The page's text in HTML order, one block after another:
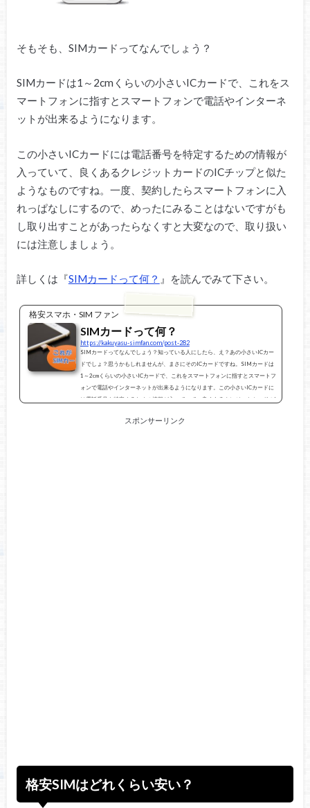
そもそも、SIMカードってなんでしょう？
SIMカードは1～2cmくらいの小さいICカードで、これをス
マートフォンに指すとスマートフォンで電話やインターネ
ットが出来るようになります。
この小さいICカードには電話番号を特定するための情報が
入っていて、良くあるクレジットカードのICチップと似た
ようなものですね。一度、契約したらスマートフォンに入
れっぱなしにするので、めったにみることはないですがも
し取り出すことがあったらなくすと大変なので、取り扱い
には注意しましょう。
詳しくは『SIMカードって何？ 』を読んでみて下さい。
格安スマホ・SIM ファン
SIMカードって何？
https://kakuyasu-simfan.com/post-282
SIMカードってなんでしょう？知っている人にしたら、え？あの小さいICカー
ドでしょ？思うかもしれませんが、まさにそのICカードですね。SIMカードは
1～2cmくらいの小さいICカードで、これをスマートフォンに指すとスマートフ
ォンで電話やインターネットが出来るようになります。この小さいICカードに
は電話番号を特定するための情報が入っていて、良くあるクレジットカードのI
ぱなしにするので、めったにみることはないですがもし取り出すことがあった
スポンサーリンク
格安SIMはどれくらい安い？